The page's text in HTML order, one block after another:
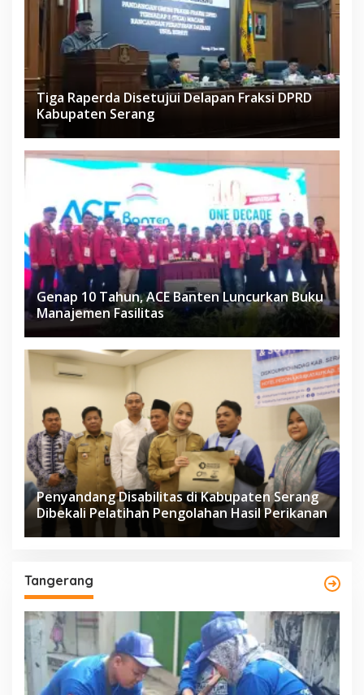
Tiga Raperda Disetujui Delapan Fraksi DPRD
Kabupaten Serang
Genap 10 Tahun, ACE Banten Luncurkan Buku
Manajemen Fasilitas
Penyandang Disabilitas di Kabupaten Serang
Dibekali Pelatihan Pengolahan Hasil Perikanan
Tangerang